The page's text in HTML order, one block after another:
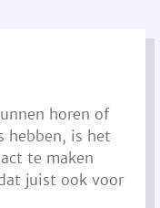
horen of
hebben, is het
te maken
juist ook voor